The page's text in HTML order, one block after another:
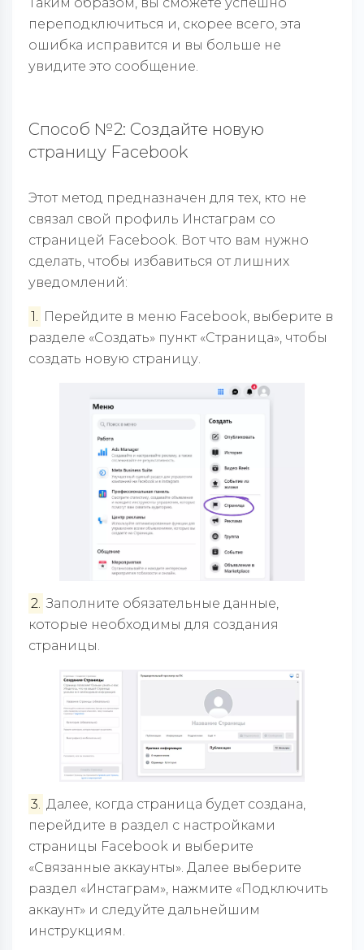
переподключиться и, скорее всего, эта
ошибка исправится и вы больше не
увидите это сообщение.
Способ №2: Создайте новую
страницу Facebook
Этот метод предназначен для тех, кто не
связал свой профиль Инстаграм со
страницей Facebook. Вот что вам нужно
сделать, чтобы избавиться от лишних
уведомлений:
1. Перейдите в меню Facebook, выберите в
разделе «Создать» пункт «Страница», чтобы
создать новую страницу.
2. Заполните обязательные данные,
которые необходимы для создания
страницы.
3. Далее, когда страница будет создана,
перейдите в раздел с настройками
страницы Facebook и выберите
«Связанные аккаунты». Далее выберите
раздел «Инстаграм», нажмите «Подключить
аккаунт» и следуйте дальнейшим
инструкциям.